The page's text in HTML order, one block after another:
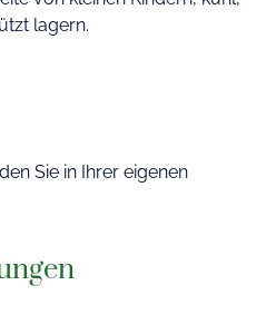
lagern.
Sie in Ihrer eigenen